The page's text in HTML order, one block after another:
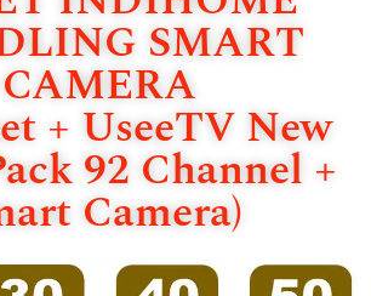
SMART
CAMERA
+ UseeTV New
92 Channel +
Camera)